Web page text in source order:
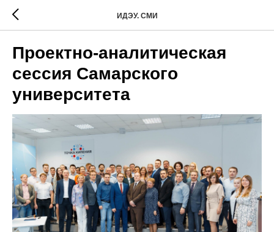
ИДЭУ. СМИ
Проектно-аналитическая
сессия Самарского
университета